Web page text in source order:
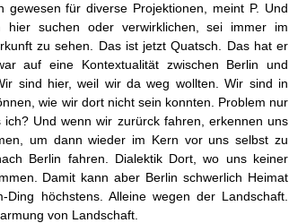
gewesen für diverse Projektionen, meint P. Und
hier suchen oder verwirklichen, sei immer im
zu sehen. Das ist jetzt Quatsch. Das hat er
auf eine Kontextualität zwischen Berlin und
sind hier, weil wir da weg wollten. Wir sind in
wie wir dort nicht sein konnten. Problem nur
Und wenn wir zurürck fahren, erkennen uns
um dann wieder im Kern vor uns selbst zu
Berlin fahren. Dialektik Dort, wo uns keiner
Damit kann aber Berlin schwerlich Heimat
höchstens. Alleine wegen der Landschaft.
von Landschaft.